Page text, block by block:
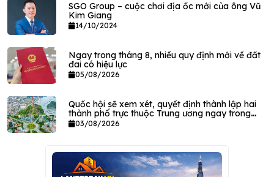
SGO Group – cuộc chơi địa ốc mới của ông Vũ
Kim Giang
14/10/2024
Ngay trong tháng 8, nhiều quy định mới về đất
đai có hiệu lực
05/08/2026
Quốc hội sẽ xem xét, quyết định thành lập hai
thành phố trực thuộc Trung ương ngay trong
tháng này
03/08/2026